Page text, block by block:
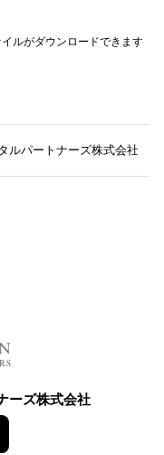
ルがダウンロードできます
ルパートナーズ株式会社
ーズ株式会社